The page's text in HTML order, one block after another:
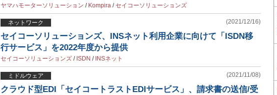
ヤマハモーターソリューション / Kompira / セイコーソリューションズ
ネットワーク (2021/12/16)
セイコーソリューションズ、INSネット利用企業に向けて「ISDN移
行サービス」を2022年度から提供
セイコーソリューションズ / ISDN / INSネット
ミドルウェア (2021/11/08)
クラウド型EDI「セイコートラストEDIサービス」、請求書の送信/受